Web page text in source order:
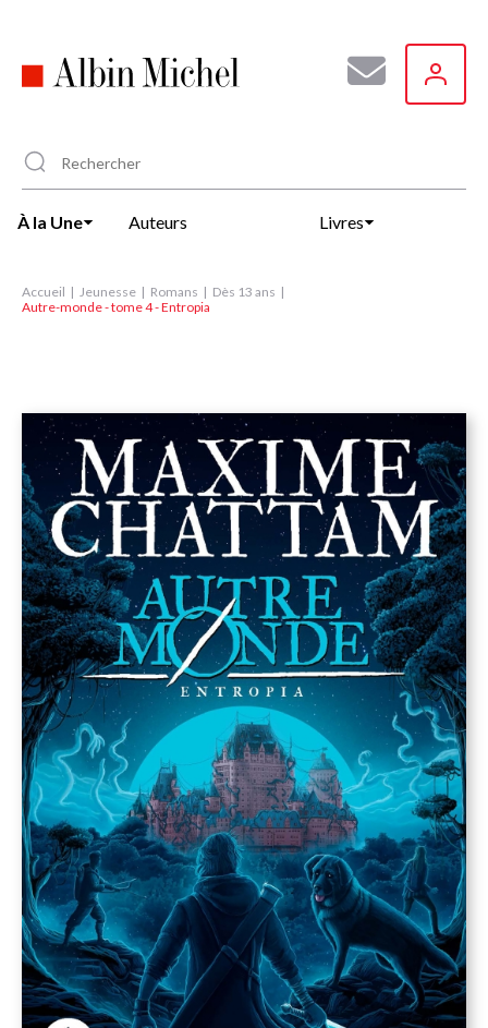
principal
À la Une Auteurs Livres
Accueil Jeunesse Romans
Dès 13 ans
Autre-monde - tome 4 - Entropia